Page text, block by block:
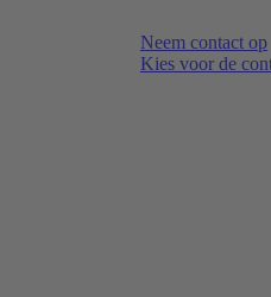
Neem contact op
Kies voor de